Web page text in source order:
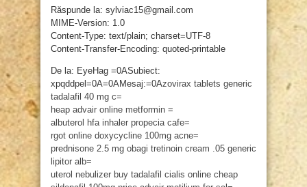
Răspunde la: sylviac15@gmail.com
MIME-Version: 1.0
Content-Type: text/plain; charset=UTF-8
Content-Transfer-Encoding: quoted-printable
De la: EyeHag =0ASubiect:
xpqddpel=0A=0AMesaj:=0Azovirax tablets generic
tadalafil 40 mg c=
heap advair online metformin =
albuterol hfa inhaler propecia cafe=
rgot online doxycycline 100mg acne=
prednisone 2.5 mg obagi tretinoin cream .05 generic
lipitor alb=
uterol nebulizer buy tadalafil cialis online cheap